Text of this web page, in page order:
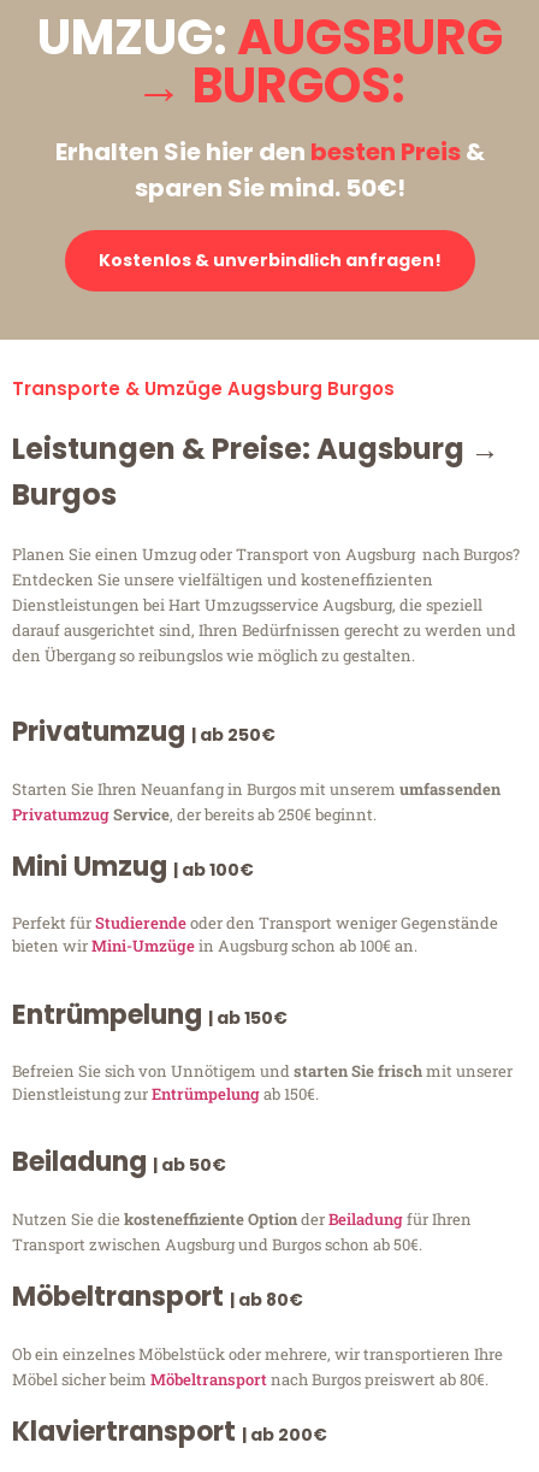
UMZUG:AUGSBURG
→ BURGOS:
Erhalten Sie hier den besten Preis&
sparen Sie mind. 50€!
Kostenlos & unverbindlich anfragen!
Transporte & Umzüge Augsburg Burgos
Leistungen & Preise: Augsburg →
Burgos
Planen Sie einen Umzug oder Transport von Augsburg nach Burgos?
Entdecken Sie unsere vielfältigen und kosteneffizienten
Dienstleistungen bei Hart Umzugsservice Augsburg, die speziell
darauf ausgerichtet sind, Ihren Bedürfnissen gerecht zu werden und
den Übergang so reibungslos wie möglich zu gestalten.
Privatumzug | ab 250€
Starten Sie Ihren Neuanfang in Burgos mit unserem umfassenden
PrivatumzugService, der bereits ab 250€ beginnt.
Mini Umzug | ab 100€
Perfekt fürStudierendeoder den Transport weniger Gegenstände
bieten wirMini-Umzügein Augsburg schon ab 100€ an.
Entrümpelung | ab 150€
Befreien Sie sich von Unnötigem undstarten Sie frischmit unserer
Dienstleistung zurEntrümpelungab 150€.
Beiladung | ab 50€
Nutzen Sie diekosteneffiziente OptionderBeiladungfür Ihren
Transport zwischen Augsburg und Burgos schon ab 50€.
Möbeltransport | ab 80€
Ob ein einzelnes Möbelstück oder mehrere, wir transportieren Ihre
Möbel sicher beim Möbeltransportnach Burgos preiswert ab 80€.
Klaviertransport | ab 200€